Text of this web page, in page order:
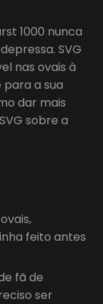
1000 nunca
SVG
nas ovais à
para a sua
dar mais
sobre a
feito antes
fã de
ser